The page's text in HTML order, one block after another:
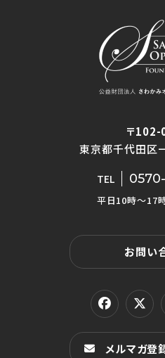
〒102-
東京都千代田区
TEL
平日10時〜17時
お問い
メルマガ登